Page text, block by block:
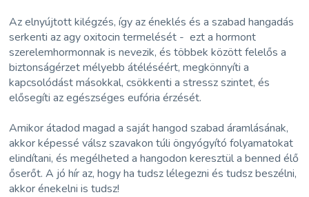
Az elnyújtott kilégzés, így az éneklés és a szabad hangadás
serkenti az agy oxitocin termelését - ezt a hormont
szerelemhormonnak is nevezik, és többek között felelős a
biztonságérzet mélyebb átéléséért, megkönnyíti a
kapcsolódást másokkal, csökkenti a stressz szintet, és
elősegíti az egészséges eufória érzését.
Amikor átadod magad a saját hangod szabad áramlásának,
akkor képessé válsz szavakon túli öngyógyító folyamatokat
elindítani, és megélheted a hangodon keresztül a benned élő
őserőt. A jó hír az, hogy ha tudsz lélegezni és tudsz beszélni,
akkor énekelni is tudsz!